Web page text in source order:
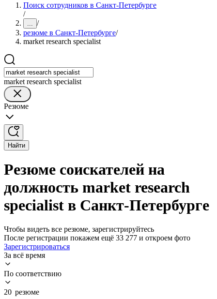
Поиск сотрудников в Санкт-Петербурге
/
... /
резюме в Санкт-Петербурге/
market research specialist
market research specialist
Резюме
Найти
Резюме соискателей на
должность market research
specialist в Санкт-Петербурге
Чтобы видеть все резюме, зарегистрируйтесь
После регистрации покажем ещё 33 277 и откроем фото
Зарегистрироваться
За всё время
По соответствию
20 резюме